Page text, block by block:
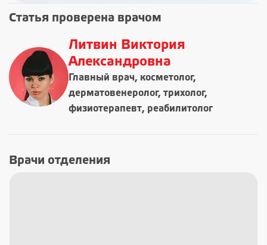
Статья проверена врачом
Литвин Виктория
Александровна
Главный врач, косметолог,
дерматовенеролог, трихолог,
физиотерапевт, реабилитолог
Врачи отделения